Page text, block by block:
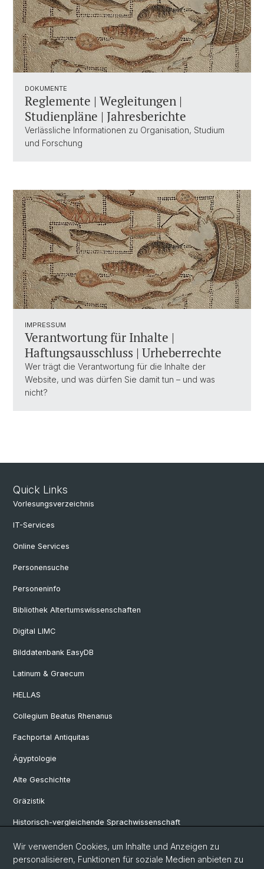
DOKUMENTE
Reglemente | Wegleitungen |
Studienpläne | Jahresberichte
Verlässliche Informationen zu Organisation, Studium
und Forschung
IMPRESSUM
Verantwortung für Inhalte |
Haftungsausschluss | Urheberrechte
Wer trägt die Verantwortung für die Inhalte der
Website, und was dürfen Sie damit tun – und was
nicht?
Quick Links
Vorlesungsverzeichnis
IT-Services
Online Services
Personensuche
Personeninfo
Bibliothek Altertumswissenschaften
Digital LIMC
Bilddatenbank EasyDB
Latinum & Graecum
HELLAS
Collegium Beatus Rhenanus
Fachportal Antiquitas
Ägyptologie
Alte Geschichte
Gräzistik
Historisch-vergleichende Sprachwissenschaft
Klassische Archäologie
Latinistik
Wir verwenden Cookies, um Inhalte und Anzeigen zu
personalisieren, Funktionen für soziale Medien anbieten zu